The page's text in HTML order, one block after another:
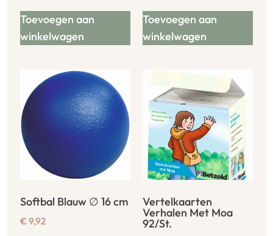
Toevoegen aan
winkelwagen
Toevoegen aan
winkelwagen
Softbal Blauw ∅ 16 cm
€ 9,92
Vertelkaarten
Verhalen Met Moa
92/St.